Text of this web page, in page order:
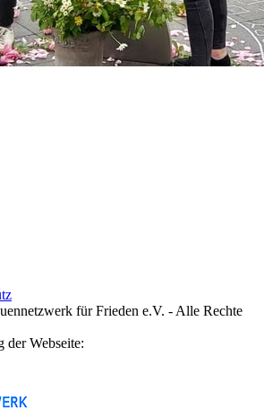
für Frieden e.V. - Alle Rechte
der Webseite: